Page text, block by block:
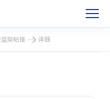
架粘接 详细